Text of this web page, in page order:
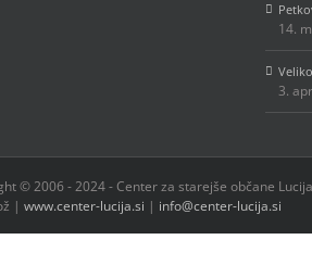
14.
3.
© 2006 - 2024 - Center za starejše občane
| www.center-lucija.si | info@center-lucija.si